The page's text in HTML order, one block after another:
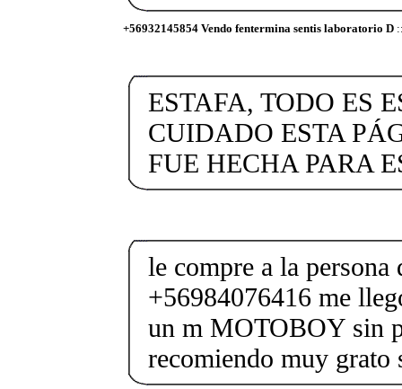
+56932145854 Vendo fentermina sentis laboratorio D::
ESTAFA, TODO ES
CUIDADO ESTA
FUE HECHA PARA
le compre a la persona
+56984076416 me
un m MOTOBOY sin
recomiendo muy grato